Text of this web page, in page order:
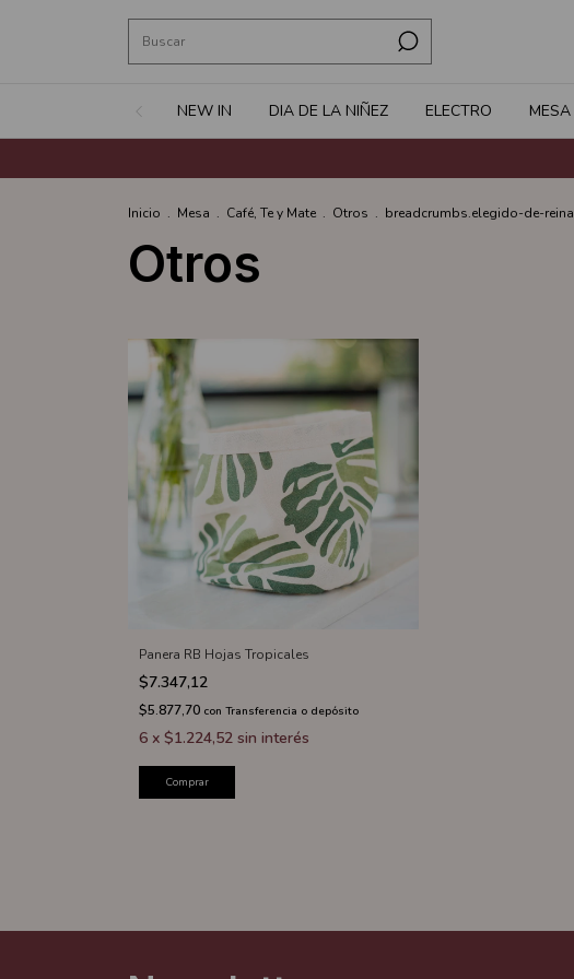
NEW IN DIA DE LA NIÑEZ ELECTRO MESA
Inicio . Mesa . Café, Te y Mate . Otros . breadcrumbs.elegido-de-reina
Otros
Panera RB Hojas Tropicales
$7.347,12
$5.877,70 con Transferencia o depósito
6 x $1.224,52 sin interés
Comprar